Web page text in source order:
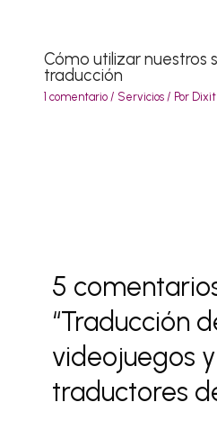
Cómo utilizar nuestros
traducción
1 comentario / Servicios/ Por Dixit
5
“Traducción
videojuegos y
traductores